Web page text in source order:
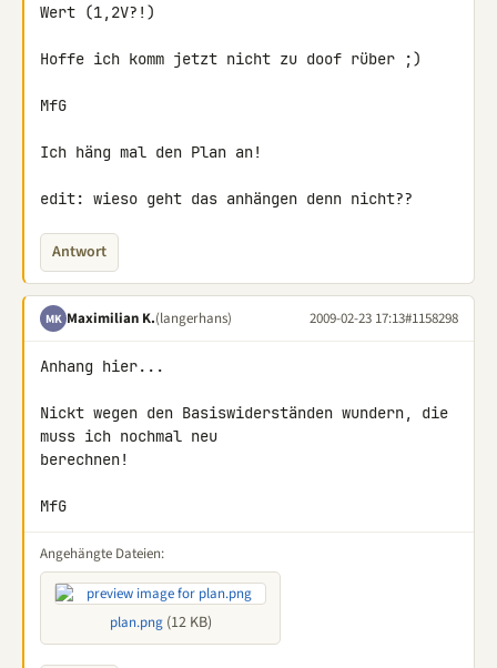
Wert (1,2V?!)
Hoffe ich komm jetzt nicht zu doof rüber ;)
MfG
Ich häng mal den Plan an!
edit: wieso geht das anhängen denn nicht??
Antwort
MK Maximilian K.(langerhans) 2009-02-23 17:13#1158298
Anhang hier...
Nickt wegen den Basiswiderständen wundern, die
muss ich nochmal neu
berechnen!
MfG
Angehängte Dateien:
plan.png(12 KB)